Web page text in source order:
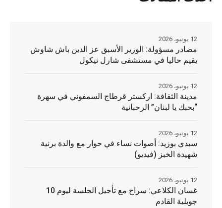
مصادر مسؤولة: الوزير الأسبق عز الدين باش شاوش
يقيم حاليا في مستشفى شارل نيكول
12 يونيو، 2026
مدينة الثقافة: اركستر قرطاج السمفوني في سهرة
“بحبك يا لبنان” الرحبانية
12 يونيو، 2026
سيدي بوزيد: أصوات نساء في حوار مع والدة برنية
شهيدة الخبز (فيديو)
12 يونيو، 2026
غسان الكلاعي: سراح مع تأجيل الجلسة ليوم 10
جويلية القادم
12 يونيو، 2026